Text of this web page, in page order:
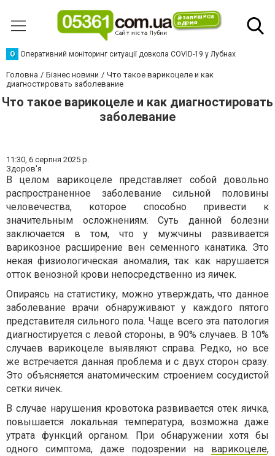
О Оперативний моніторинг ситуації довкола COVID-19 у Лубнах
Головна Бізнес новини
Что такое варикоцеле и как
диагностировать заболевание
Что такое варикоцеле и как диагностировать
заболевание
11:30, 6 серпня 2025 р.
Здоров'я
В целом варикоцеле представляет собой довольно
распространенное заболевание сильной половины
человечества, которое способно привести к
значительным осложнениям. Суть данной болезни
заключается в том, что у мужчины развивается
варикозное расширение вен семенного канатика. Это
некая физиологическая аномалия, так как нарушается
отток венозной крови непосредственно из яичек.
Опираясь на статистику, можно утверждать, что данное
заболевание врачи обнаруживают у каждого пятого
представителя сильного пола. Чаще всего эта патология
диагностируется с левой стороны, в 90% случаев. В 10%
случаев варикоцеле выявляют справа. Редко, но все
же встречается данная проблема и с двух сторон сразу.
Это объясняется анатомическим строением сосудистой
сетки яичек.
В случае нарушения кровотока развивается отек яичка,
повышается локальная температура, возможна даже
утрата функций органом. При обнаружении хотя бы
одного симптома, даже подозрении на варикоцеле,